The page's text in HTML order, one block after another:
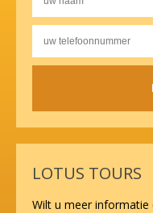
LOTUS TOURS
Wilt u meer informatie